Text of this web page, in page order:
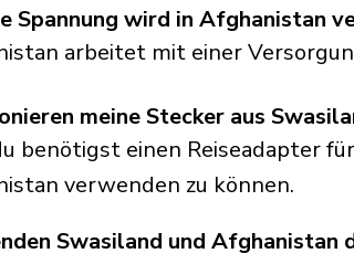
Spannung wird in Afghanistan
arbeitet mit einer
meine Stecker aus
benötigst einen Reiseadapter
verwenden zu können.
Swasiland und Afghanistan